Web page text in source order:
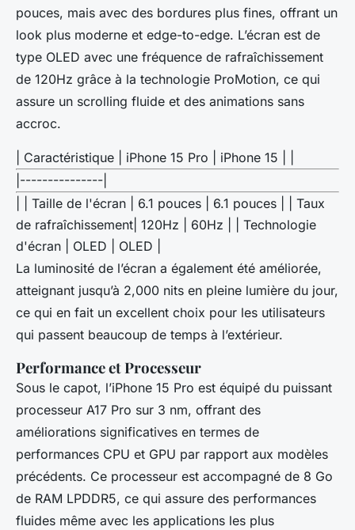
pouces, mais avec des bordures plus fines, offrant un
look plus moderne et edge-to-edge. L’écran est de
type OLED avec une fréquence de rafraîchissement
de 120Hz grâce à la technologie ProMotion, ce qui
assure un scrolling fluide et des animations sans
accroc.
| Caractéristique | iPhone 15 Pro | iPhone 15 | |
|---------------|
| | Taille de l'écran | 6.1 pouces | 6.1 pouces | | Taux
de rafraîchissement| 120Hz | 60Hz | | Technologie
d'écran | OLED | OLED |
La luminosité de l’écran a également été améliorée,
atteignant jusqu’à 2,000 nits en pleine lumière du jour,
ce qui en fait un excellent choix pour les utilisateurs
qui passent beaucoup de temps à l’extérieur.
Performance et Processeur
Sous le capot, l’iPhone 15 Pro est équipé du puissant
processeur A17 Pro sur 3 nm, offrant des
améliorations significatives en termes de
performances CPU et GPU par rapport aux modèles
précédents. Ce processeur est accompagné de 8 Go
de RAM LPDDR5, ce qui assure des performances
fluides même avec les applications les plus